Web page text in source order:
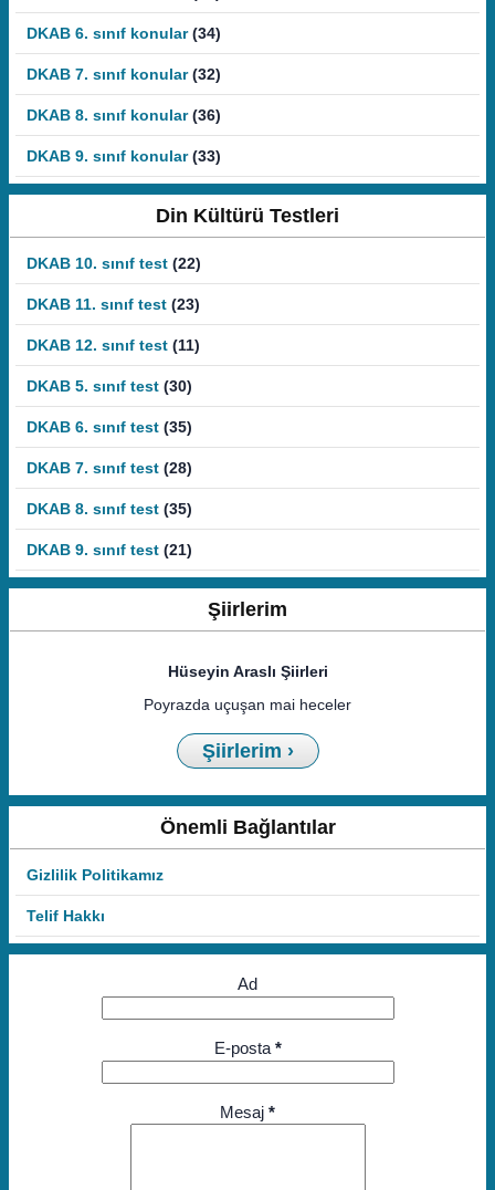
DKAB 6. sınıf konular (34)
DKAB 7. sınıf konular (32)
DKAB 8. sınıf konular (36)
DKAB 9. sınıf konular (33)
Din Kültürü Testleri
DKAB 10. sınıf test (22)
DKAB 11. sınıf test (23)
DKAB 12. sınıf test (11)
DKAB 5. sınıf test (30)
DKAB 6. sınıf test (35)
DKAB 7. sınıf test (28)
DKAB 8. sınıf test (35)
DKAB 9. sınıf test (21)
Şiirlerim
Hüseyin Araslı Şiirleri
Poyrazda uçuşan mai heceler
Şiirlerim ›
Önemli Bağlantılar
Gizlilik Politikamız
Telif Hakkı
Ad
E-posta *
Mesaj *